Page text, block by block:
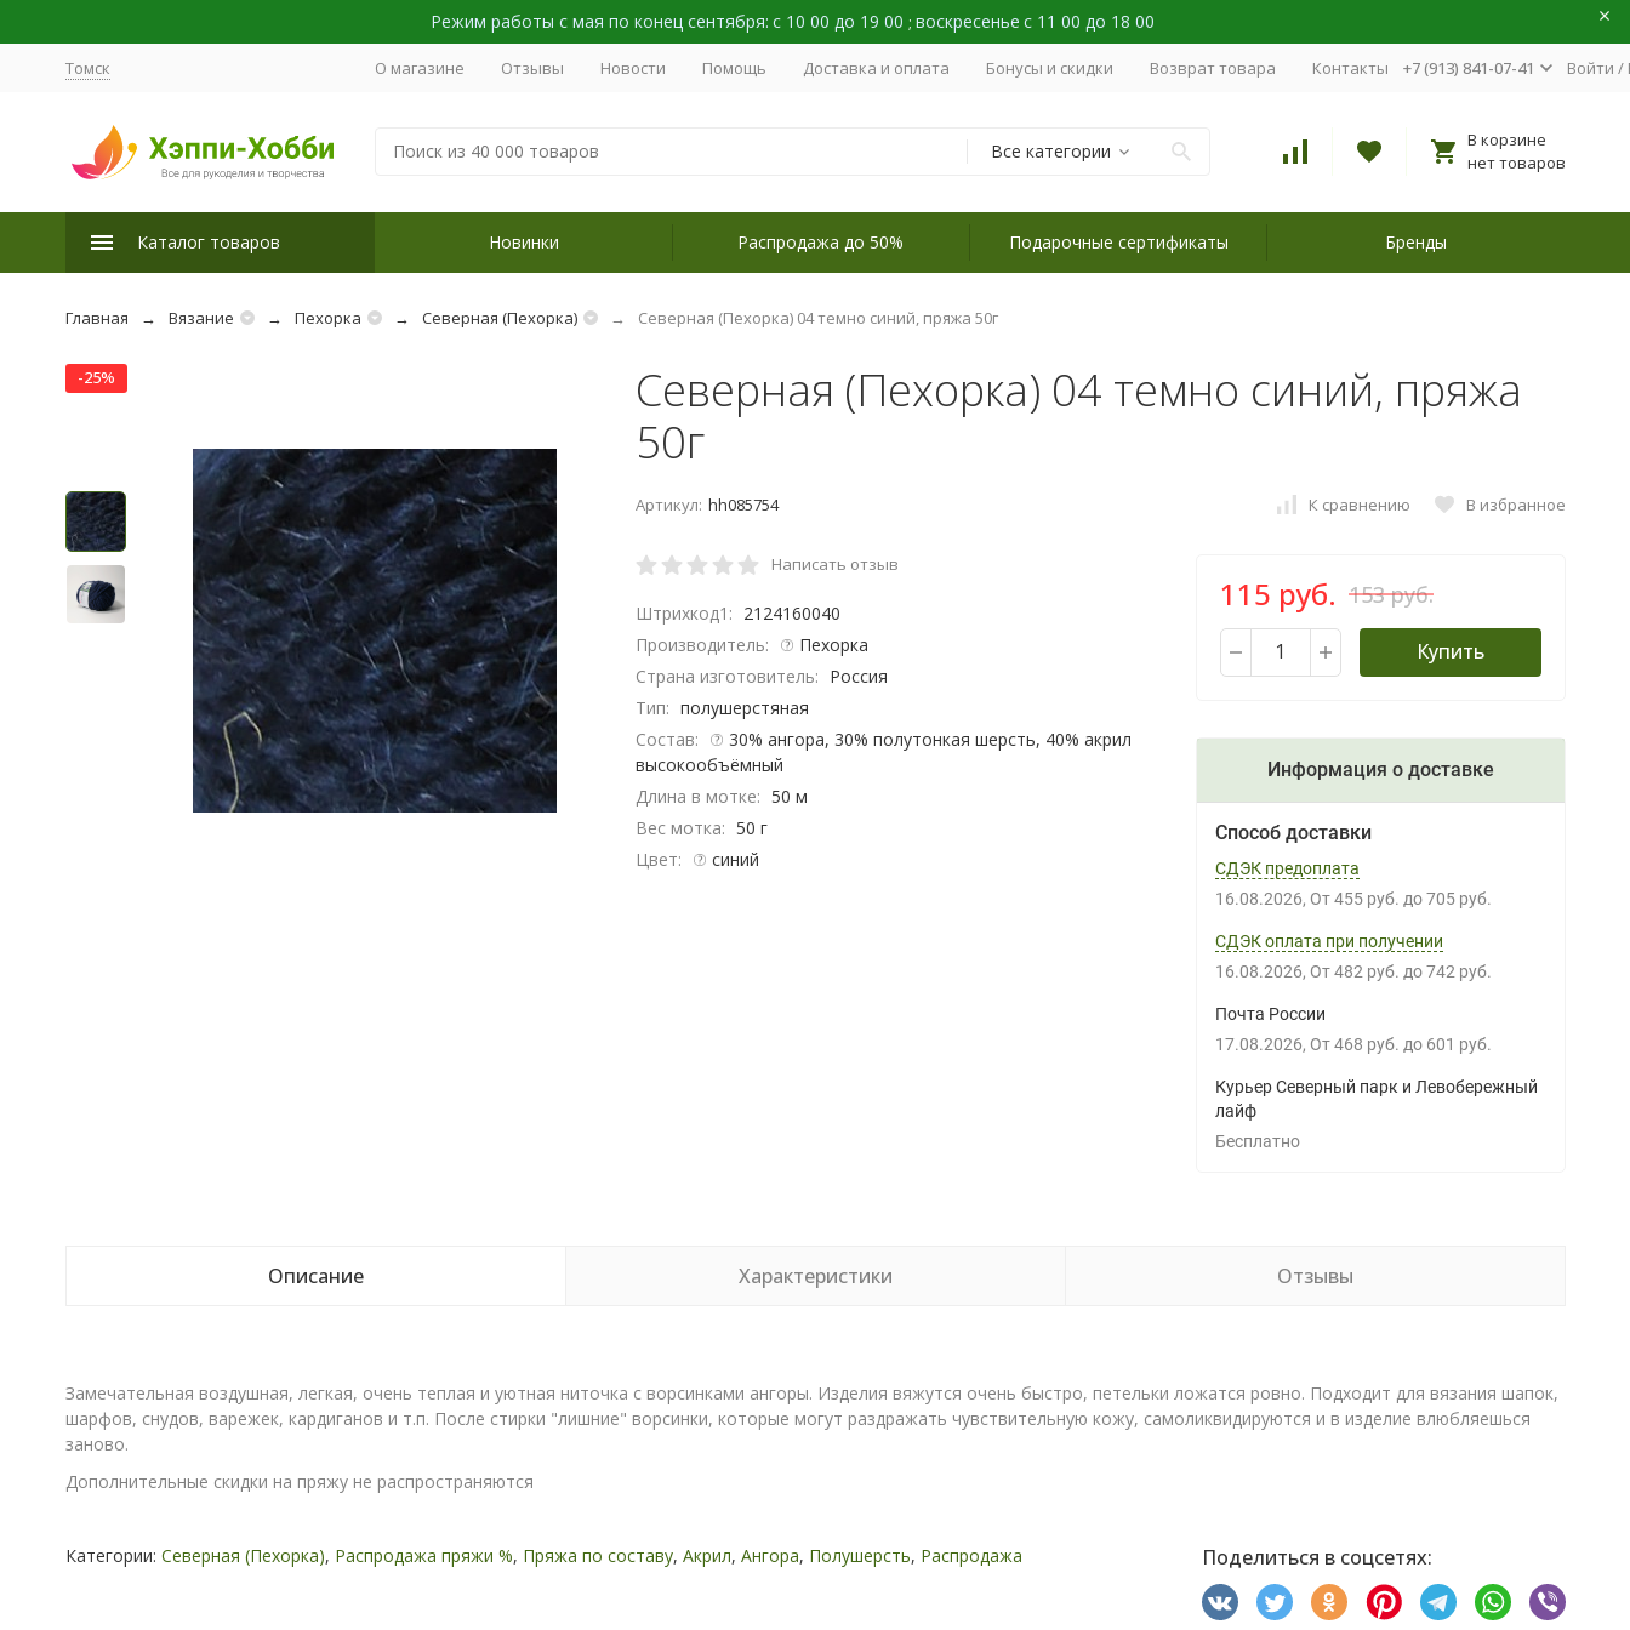
Режим работы с мая по конец сентября: с 10 00 до 19 00 ; воскресенье с 11 00 до 18 00
Томск О магазине Отзывы Новости Помощь Доставка и оплата Бонусы и скидки Возврат товара Контакты +7 (913) 841-07-41 Войти /
Все категории
В корзине
нет товаров
Каталог товаров Новинки Распродажа до 50% Подарочные сертификаты Бренды
Главная Вязание Пехорка Северная (Пехорка) Северная (Пехорка) 04 темно синий, пряжа 50г
-25%
Северная (Пехорка) 04 темно синий, пряжа
50г
Артикул: hh085754 К сравнению В избранное
Написать отзыв
Штрихкод1: 2124160040
Производитель:
Пехорка
Страна изготовитель: Россия
Тип: полушерстяная
Состав:
30% ангора, 30% полутонкая шерсть, 40% акрил
высокообъёмный
Длина в мотке: 50 м
Вес мотка: 50 г
Цвет:
синий
115 руб. 153 руб.
Купить
Информация о доставке
Способ доставки
СДЭК предоплата
16.08.2026 От 455 руб. до 705 руб.
СДЭК оплата при получении
16.08.2026 От 482 руб. до 742 руб.
Почта России
17.08.2026 От 468 руб. до 601 руб.
Курьер Северный парк и Левобережный
лайф
Бесплатно
Описание Характеристики Отзывы
Замечательная воздушная, легкая, очень теплая и уютная ниточка с ворсинками ангоры. Изделия вяжутся очень быстро, петельки ложатся ровно. Подходит для вязания шапок,
шарфов, снудов, варежек, кардиганов и т.п. После стирки "лишние" ворсинки, которые могут раздражать чувствительную кожу, самоликвидируются и в изделие влюбляешься
заново.
Дополнительные скидки на пряжу не распространяются
Категории: Северная (Пехорка), Распродажа пряжи %, Пряжа по составу, Акрил, Ангора, Полушерсть, Распродажа Поделиться в соцсетях: